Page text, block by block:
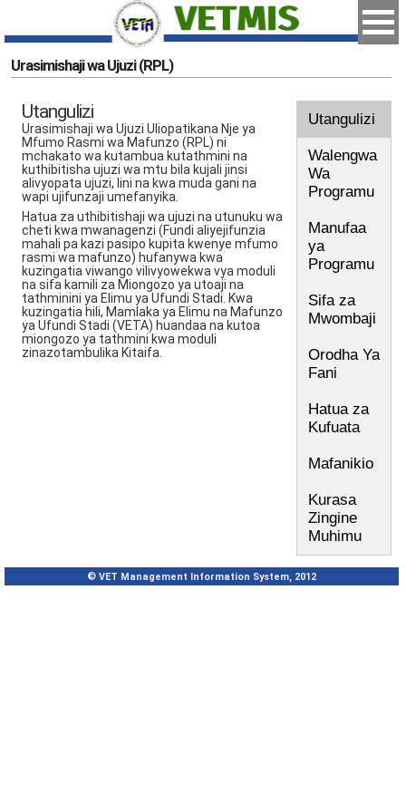
Urasimishaji wa Ujuzi (RPL)
Utangulizi
Urasimishaji wa Ujuzi Uliopatikana Nje ya
Mfumo Rasmi wa Mafunzo (RPL) ni
mchakato wa kutambua kutathmini na
kuthibitisha ujuzi wa mtu bila kujali jinsi
alivyopata ujuzi, lini na kwa muda gani na
wapi ujifunzaji umefanyika.
Hatua za uthibitishaji wa ujuzi na utunuku wa
cheti kwa mwanagenzi (Fundi aliyejifunzia
mahali pa kazi pasipo kupita kwenye mfumo
rasmi wa mafunzo) hufanywa kwa
kuzingatia viwango vilivyowekwa vya moduli
na sifa kamili za Miongozo ya utoaji na
tathminini ya Elimu ya Ufundi Stadi. Kwa
kuzingatia hili, Mamlaka ya Elimu na Mafunzo
ya Ufundi Stadi (VETA) huandaa na kutoa
miongozo ya tathmini kwa moduli
zinazotambulika Kitaifa.
Utangulizi
Walengwa
Wa
Programu
Manufaa
ya
Programu
Sifa za
Mwombaji
Orodha Ya
Fani
Hatua za
Kufuata
Mafanikio
Kurasa
Zingine
Muhimu
© VET Management Information System, 2012